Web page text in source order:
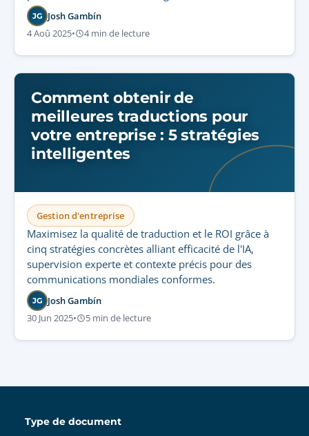
JG Josh Gambín
4 Aoû 2025• 4 min de lecture
Comment obtenir de
meilleures traductions pour
votre entreprise : 5 stratégies
intelligentes
Gestion d'entreprise
Maximisez la qualité de traduction et le ROI grâce à
cinq stratégies concrètes alliant efficacité de l'IA,
supervision experte et contexte précis pour des
communications mondiales conformes.
JG Josh Gambín
30 Jun 2025• 5 min de lecture
Type de document